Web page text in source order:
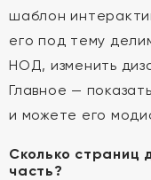
шаблон
его под тему
НОД, изменить
Главное —
и можете его
Сколько страниц
часть?